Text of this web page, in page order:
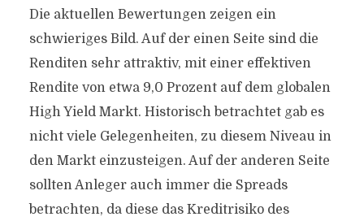
Die aktuellen Bewertungen zeigen ein
schwieriges Bild. Auf der einen Seite sind die
Renditen sehr attraktiv, mit einer effektiven
Rendite von etwa 9,0 Prozent auf dem globalen
High Yield Markt. Historisch betrachtet gab es
nicht viele Gelegenheiten, zu diesem Niveau in
den Markt einzusteigen. Auf der anderen Seite
sollten Anleger auch immer die Spreads
betrachten, da diese das Kreditrisiko des